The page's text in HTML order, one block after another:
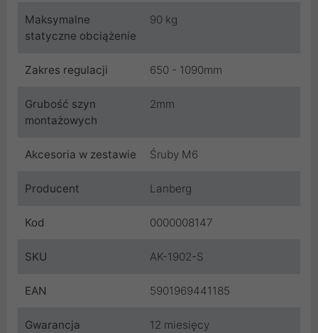
Maksymalne
statyczne obciążenie
90 kg
Zakres regulacji 650 - 1090mm
Grubość szyn
montażowych
2mm
Akcesoria w zestawie Śruby M6
Producent Lanberg
Kod 0000008147
SKU AK-1902-S
EAN 5901969441185
Gwarancja
12 miesięcy